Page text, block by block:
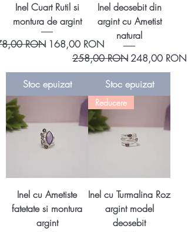
Inel Cuart Rutil si
montura de argint
normalRON Preț redus
168,00 RON
Stoc epuizat
Inel deosebit din
argint cu Ametist
natural
Preț normal
258,00 RON Preț redus
248,00 RON
Stoc epuizat
Inel cu Ametiste
fatetate si montura
argint
Reducere
Inel cu Turmalina Roz
argint model
deosebit